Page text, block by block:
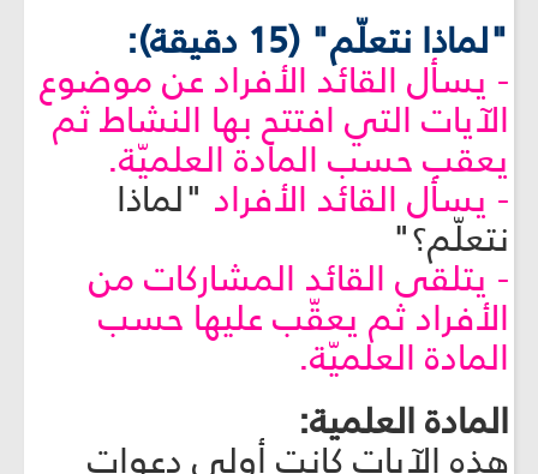
"لماذا نتعلّم" (15 دقيقة):
- يسأل القائد الأفراد عن موضوع
الآيات التي افتتح بها النشاط ثم
يعقب حسب المادة العلميّة.
- يسأل القائد الأفراد "لماذا
نتعلّم؟"
- يتلقى القائد المشاركات من
الأفراد ثم يعقّب عليها حسب
المادة العلميّة.
المادة العلمية:
هذه الآيات كانت أولى دعوات